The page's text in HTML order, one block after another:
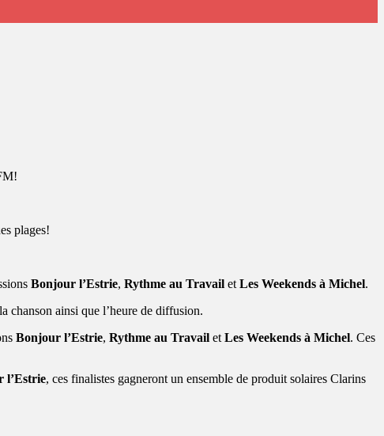
plages!
Bonjour l’Estrie, Rythme au Travail et Les Weekends à Michel.
chanson ainsi que l’heure de diffusion.
Bonjour l’Estrie, Rythme au Travail et Les Weekends à Michel. Ces
l’Estrie, ces finalistes gagneront un ensemble de produit solaires Clarins